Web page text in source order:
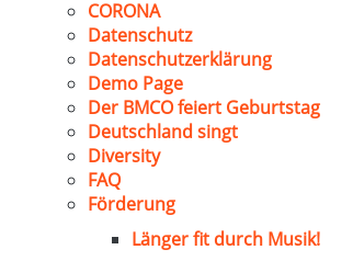
CORONA
Datenschutz
Datenschutzerklärung
Demo Page
Der BMCO feiert Geburtstag
Deutschland singt
Diversity
FAQ
Förderung
Länger fit durch Musik!